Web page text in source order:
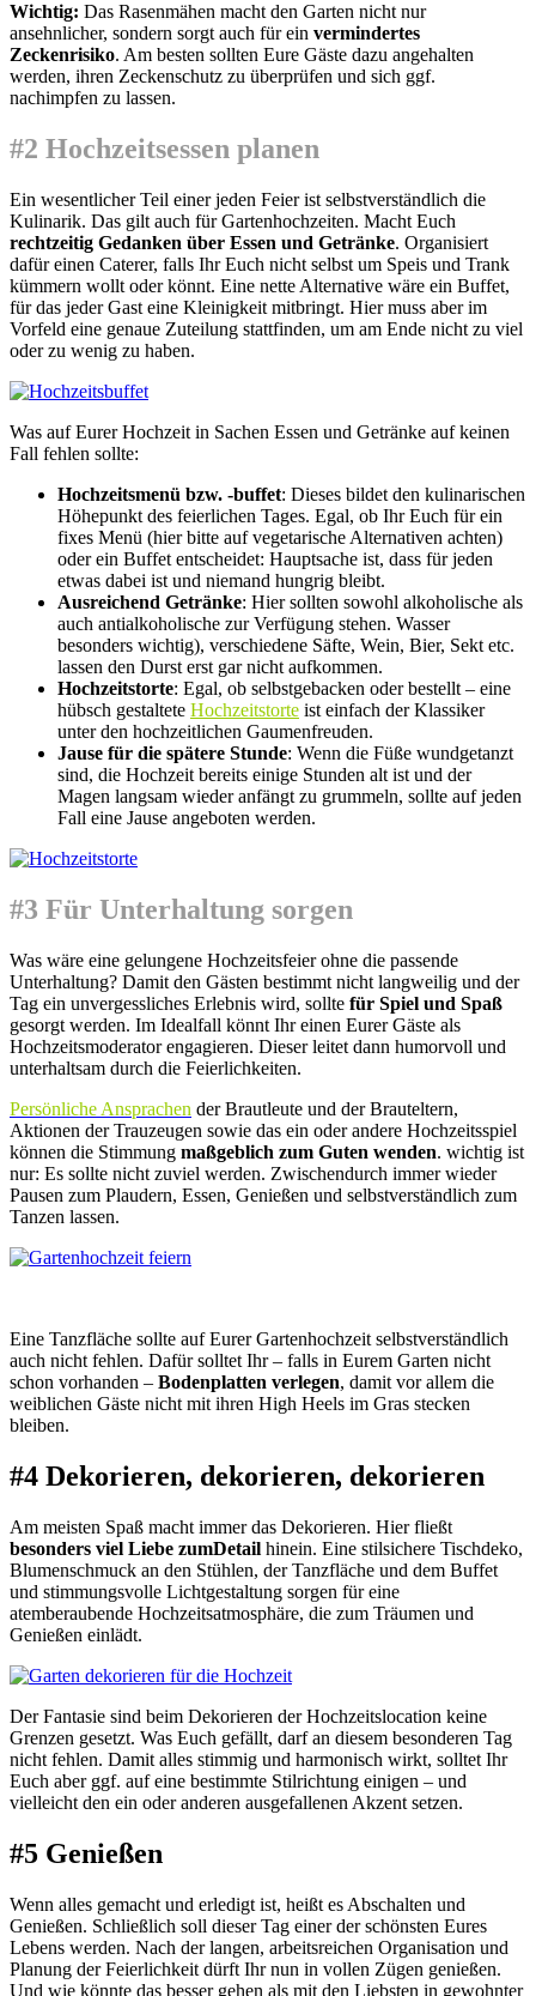
Wichtig: Das Rasenmähen macht den Garten nicht nur
ansehnlicher, sondern sorgt auch für ein vermindertes
Zeckenrisiko. Am besten sollten Eure Gäste dazu angehalten
werden, ihren Zeckenschutz zu überprüfen und sich ggf.
nachimpfen zu lassen.
#2 Hochzeitsessen planen
Ein wesentlicher Teil einer jeden Feier ist selbstverständlich die
Kulinarik. Das gilt auch für Gartenhochzeiten. Macht Euch
rechtzeitig Gedanken über Essen und Getränke. Organisiert
dafür einen Caterer, falls Ihr Euch nicht selbst um Speis und Trank
kümmern wollt oder könnt. Eine nette Alternative wäre ein Buffet,
für das jeder Gast eine Kleinigkeit mitbringt. Hier muss aber im
Vorfeld eine genaue Zuteilung stattfinden, um am Ende nicht zu viel
oder zu wenig zu haben.
Was auf Eurer Hochzeit in Sachen Essen und Getränke auf keinen
Fall fehlen sollte:
Hochzeitsmenü bzw. -buffet: Dieses bildet den kulinarischen
Höhepunkt des feierlichen Tages. Egal, ob Ihr Euch für ein
fixes Menü (hier bitte auf vegetarische Alternativen achten)
oder ein Buffet entscheidet: Hauptsache ist, dass für jeden
etwas dabei ist und niemand hungrig bleibt.
Ausreichend Getränke: Hier sollten sowohl alkoholische als
auch antialkoholische zur Verfügung stehen. Wasser
besonders wichtig), verschiedene Säfte, Wein, Bier, Sekt etc.
lassen den Durst erst gar nicht aufkommen.
Hochzeitstorte: Egal, ob selbstgebacken oder bestellt – eine
hübsch gestaltete Hochzeitstorte ist einfach der Klassiker
unter den hochzeitlichen Gaumenfreuden.
Jause für die spätere Stunde: Wenn die Füße wundgetanzt
sind, die Hochzeit bereits einige Stunden alt ist und der
Magen langsam wieder anfängt zu grummeln, sollte auf jeden
Fall eine Jause angeboten werden.
#3 Für Unterhaltung sorgen
Was wäre eine gelungene Hochzeitsfeier ohne die passende
Unterhaltung? Damit den Gästen bestimmt nicht langweilig und der
Tag ein unvergessliches Erlebnis wird, sollte für Spiel und Spaß
gesorgt werden. Im Idealfall könnt Ihr einen Eurer Gäste als
Hochzeitsmoderator engagieren. Dieser leitet dann humorvoll und
unterhaltsam durch die Feierlichkeiten.
Persönliche Ansprachen der Brautleute und der Brauteltern,
Aktionen der Trauzeugen sowie das ein oder andere Hochzeitsspiel
können die Stimmung maßgeblich zum Guten wenden. wichtig ist
nur: Es sollte nicht zuviel werden. Zwischendurch immer wieder
Pausen zum Plaudern, Essen, Genießen und selbstverständlich zum
Tanzen lassen.
Eine Tanzfläche sollte auf Eurer Gartenhochzeit selbstverständlich
auch nicht fehlen. Dafür solltet Ihr – falls in Eurem Garten nicht
schon vorhanden – Bodenplatten verlegen, damit vor allem die
weiblichen Gäste nicht mit ihren High Heels im Gras stecken
bleiben.
#4 Dekorieren, dekorieren, dekorieren
Am meisten Spaß macht immer das Dekorieren. Hier fließt
besonders viel Liebe zumDetail hinein. Eine stilsichere Tischdeko,
Blumenschmuck an den Stühlen, der Tanzfläche und dem Buffet
und stimmungsvolle Lichtgestaltung sorgen für eine
atemberaubende Hochzeitsatmosphäre, die zum Träumen und
Genießen einlädt.
Der Fantasie sind beim Dekorieren der Hochzeitslocation keine
Grenzen gesetzt. Was Euch gefällt, darf an diesem besonderen Tag
nicht fehlen. Damit alles stimmig und harmonisch wirkt, solltet Ihr
Euch aber ggf. auf eine bestimmte Stilrichtung einigen – und
vielleicht den ein oder anderen ausgefallenen Akzent setzen.
#5 Genießen
Wenn alles gemacht und erledigt ist, heißt es Abschalten und
Genießen. Schließlich soll dieser Tag einer der schönsten Eures
Lebens werden. Nach der langen, arbeitsreichen Organisation und
Planung der Feierlichkeit dürft Ihr nun in vollen Zügen genießen.
Und wie könnte das besser gehen als mit den Liebsten in gewohnter